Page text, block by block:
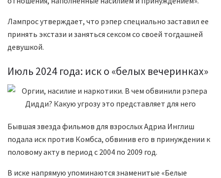
Лампрос утверждает, что рэпер специально заставил ее
принять экстази и заняться сексом со своей тогдашней
девушкой.
Июль 2024 года: иск о «белых вечеринках»
Бывшая звезда фильмов для взрослых Адриа Инглиш
подала иск против Комбса, обвинив его в принуждении к
половому акту в период с 2004 по 2009 год.
В иске напрямую упоминаются знаменитые «Белые